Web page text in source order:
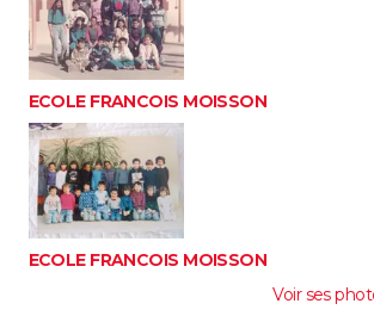
ECOLE FRANCOIS MOISSON
ECOLE FRANCOIS MOISSON
Voir ses